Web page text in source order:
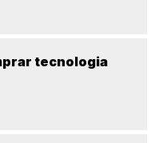
tecnologia